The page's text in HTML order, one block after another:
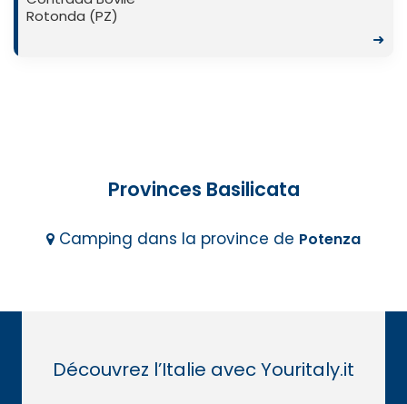
Rotonda (PZ)
➜
Provinces Basilicata
Camping dans la province de Potenza
Découvrez l’Italie avec Youritaly.it